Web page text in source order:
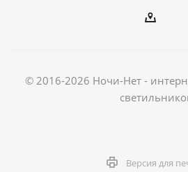
© 2016-2026 Ночи-Нет -
Версия для